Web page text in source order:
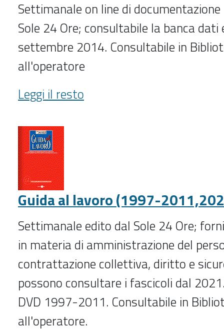
Settimanale on line di
Sole 24 Ore; consultabile la banca dati
settembre 2014. Consultabile in
all'operatore
Guida
al
(09/2014-
)
-
Leggi il resto
Guida al lavoro (1997-
Settimanale edito dal Sole 24 Ore;
in materia di amministrazione del
contrattazione collettiva, diritto e
possono consultare i fascicoli dal
DVD 1997-2011. Consultabile in
all'operatore.